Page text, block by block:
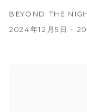
BEYOND THE
2024年12月5日 -